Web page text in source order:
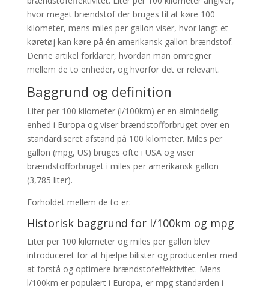
hvor meget brændstof der bruges til at køre 100
kilometer, mens miles per gallon viser, hvor langt et
køretøj kan køre på én amerikansk gallon brændstof.
Denne artikel forklarer, hvordan man omregner
mellem de to enheder, og hvorfor det er relevant.
Baggrund og definition
Liter per 100 kilometer (l/100km) er en almindelig
enhed i Europa og viser brændstofforbruget over en
standardiseret afstand på 100 kilometer. Miles per
gallon (mpg, US) bruges ofte i USA og viser
brændstofforbruget i miles per amerikansk gallon
(3,785 liter).
Forholdet mellem de to er:
Historisk baggrund for l/100km og mpg
Liter per 100 kilometer og miles per gallon blev
introduceret for at hjælpe bilister og producenter med
at forstå og optimere brændstofeffektivitet. Mens
l/100km er populært i Europa, er mpg standarden i